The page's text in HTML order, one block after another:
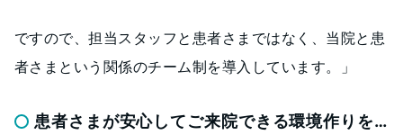
ですので、担当スタッフと患者さまではなく、当院と患
者さまという関係のチーム制を導入しています。」
患者さまが安心してご来院できる環境作りを…